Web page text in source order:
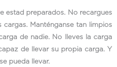
estad preparados. No recargues
Manténganse tan limpios
de nadie. No lleves la carga
de llevar su propia carga. Y
pueda llevar.